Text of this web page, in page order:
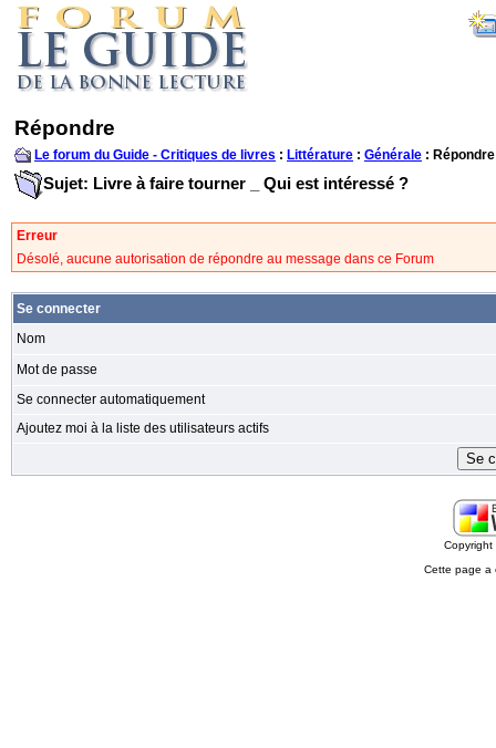
Répondre
Le forum du Guide - Critiques de livres : Littérature : Générale : Répondre
Sujet: Livre à faire tourner _ Qui est intéressé ?
Erreur
Désolé, aucune autorisation de répondre au message dans ce Forum
Se connecter
Nom
Mot de passe
Se connecter automatiquement
Ajoutez moi à la liste des utilisateurs actifs
Cette page a